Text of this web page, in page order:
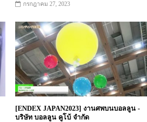
กรกฎาคม 27, 2023
[ENDEX JAPAN2023] งานศพบนบอลลูน -
บริษัท บอลลูน คูโบ้ จำกัด